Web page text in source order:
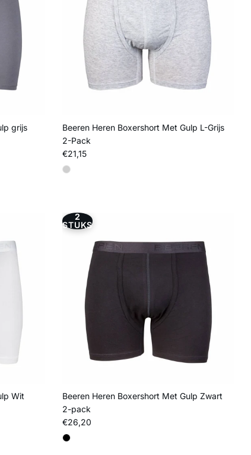
grijs
Beeren Heren Boxershort Met Gulp L-Grijs
2-Pack
Reguliere prijs
€21,15
Wit
2
STUKS
Beeren Heren Boxershort Met Gulp Zwart
2-pack
Reguliere prijs
€26,20